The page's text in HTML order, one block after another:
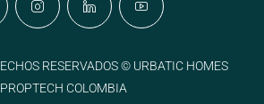
RESERVADOS © URBATIC HOMES
PROPTECH COLOMBIA